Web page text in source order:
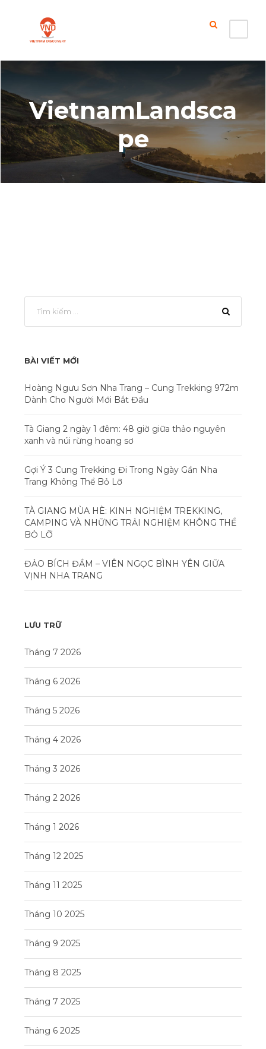
VietnamLandsca
pe
BÀI VIẾT MỚI
Hoàng Ngưu Sơn Nha Trang – Cung Trekking 972m
Dành Cho Người Mới Bắt Đầu
Tà Giang 2 ngày 1 đêm: 48 giờ giữa thảo nguyên
xanh và núi rừng hoang sơ
Gợi Ý 3 Cung Trekking Đi Trong Ngày Gần Nha
Trang Không Thể Bỏ Lỡ
TÀ GIANG MÙA HÈ: KINH NGHIỆM TREKKING,
CAMPING VÀ NHỮNG TRẢI NGHIỆM KHÔNG THỂ
BỎ LỠ
ĐẢO BÍCH ĐẦM – VIÊN NGỌC BÌNH YÊN GIỮA
VỊNH NHA TRANG
LƯU TRỮ
Tháng 7 2026
Tháng 6 2026
Tháng 5 2026
Tháng 4 2026
Tháng 3 2026
Tháng 2 2026
Tháng 1 2026
Tháng 12 2025
Tháng 11 2025
Tháng 10 2025
Tháng 9 2025
Tháng 8 2025
Tháng 7 2025
Tháng 6 2025